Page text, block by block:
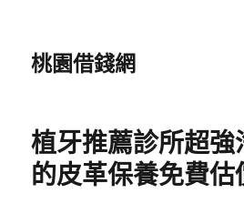
桃園借錢網
植牙推薦診所超強
的皮革保養免費